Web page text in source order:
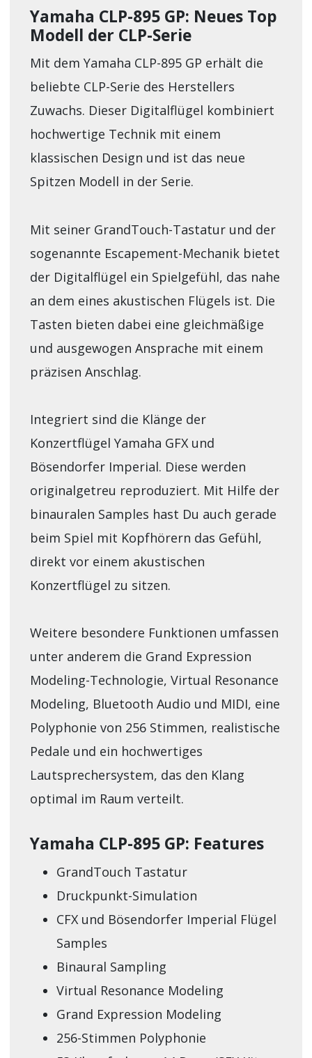
Yamaha CLP-895 GP: Neues Top
Modell der CLP-Serie
Mit dem Yamaha CLP-895 GP erhält die
beliebte CLP-Serie des Herstellers
Zuwachs. Dieser Digitalflügel kombiniert
hochwertige Technik mit einem
klassischen Design und ist das neue
Spitzen Modell in der Serie.
Mit seiner GrandTouch-Tastatur und der
sogenannte Escapement-Mechanik bietet
der Digitalflügel ein Spielgefühl, das nahe
an dem eines akustischen Flügels ist. Die
Tasten bieten dabei eine gleichmäßige
und ausgewogen Ansprache mit einem
präzisen Anschlag.
Integriert sind die Klänge der
Konzertflügel Yamaha GFX und
Bösendorfer Imperial. Diese werden
originalgetreu reproduziert. Mit Hilfe der
binauralen Samples hast Du auch gerade
beim Spiel mit Kopfhörern das Gefühl,
direkt vor einem akustischen
Konzertflügel zu sitzen.
Weitere besondere Funktionen umfassen
unter anderem die Grand Expression
Modeling-Technologie, Virtual Resonance
Modeling, Bluetooth Audio und MIDI, eine
Polyphonie von 256 Stimmen, realistische
Pedale und ein hochwertiges
Lautsprechersystem, das den Klang
optimal im Raum verteilt.
Yamaha CLP-895 GP: Features
GrandTouch Tastatur
Druckpunkt-Simulation
CFX und Bösendorfer Imperial Flügel
Samples
Binaural Sampling
Virtual Resonance Modeling
Grand Expression Modeling
256-Stimmen Polyphonie